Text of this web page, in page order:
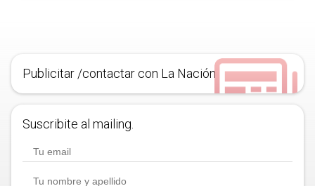
Publicitar /contactar con La Nación
Suscribite al mailing.